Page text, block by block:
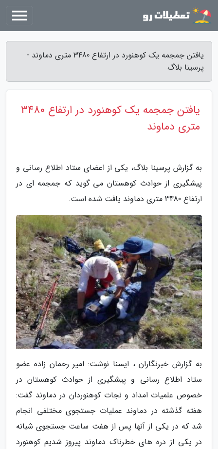
یافتن جمجمه یک کوهنورد در ارتفاع 3480 متری دماوند -
پرسینا بلاگ
یافتن جمجمه یک کوهنورد در ارتفاع 3480
متری دماوند
به گزارش پرسینا بلاگ، یکی از اعضای ستاد اطلاع رسانی و
پیشگیری از حوادث کوهستان می گوید که جمجمه ای در
ارتفاع 3480 متری دماوند یافت شده است.
به گزارش خبرنگاران ، ایسنا نوشت: امیر رحمان زاده عضو
ستاد اطلاع رسانی و پیشگیری از حوادث کوهستان در
خصوص علمیات امداد و نجات کوهنوردان در دماوند گفت:
هفته گذشته در دماوند عملیات جستجوی مختلفی انجام
شد که در یکی از آنها پس از هفت ساعت جستجوی شبانه
در یکی از دره های خطرناک دماوند پیروز شدیم کوهنورد